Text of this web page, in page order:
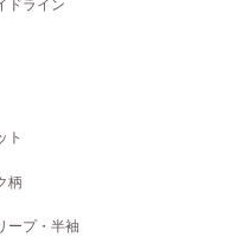
ドライン
ト
柄
ープ・半袖